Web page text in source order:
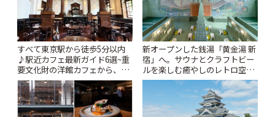
すべて東京駅から徒歩5分以内
♪駅近カフェ最新ガイド6選~重
要文化財の洋館カフェから、改
札すぐのレトロ喫茶まで~ | こと
りっぷ
新オープンした銭湯「黄金湯 新
宿」へ。サウナとクラフトビー
ルを楽しむ癒やしのレトロ空間
| ことりっぷ